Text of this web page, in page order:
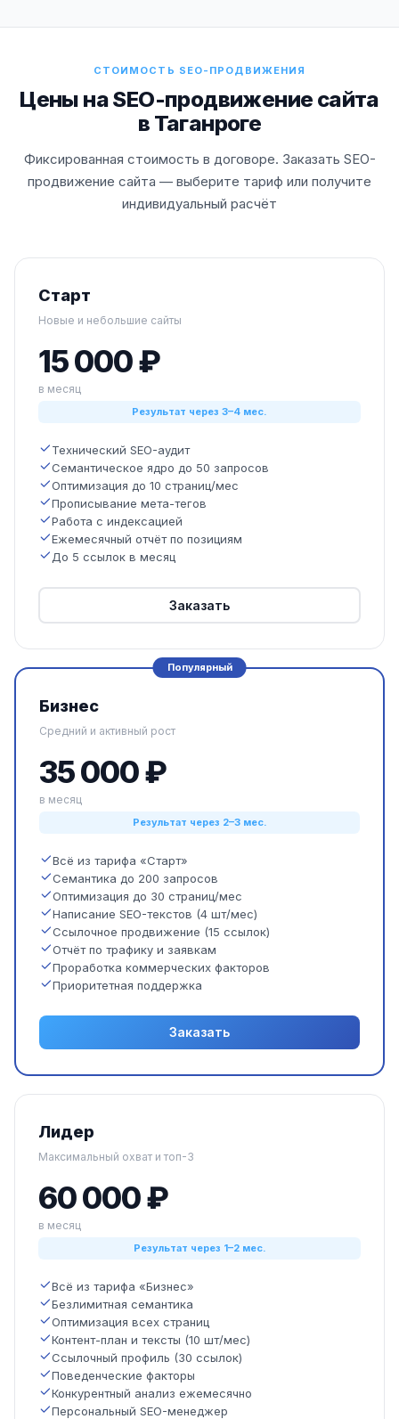
СТОИМОСТЬ SEO-ПРОДВИЖЕНИЯ
Цены на SEO-продвижение сайта
в Таганроге
Фиксированная стоимость в договоре. Заказать SEO-
продвижение сайта — выберите тариф или получите
индивидуальный расчёт
Старт
Новые и небольшие сайты
15 000 ₽
в месяц
Результат через 3–4 мес.
Технический SEO-аудит
Семантическое ядро до 50 запросов
Оптимизация до 10 страниц/мес
Прописывание мета-тегов
Работа с индексацией
Ежемесячный отчёт по позициям
До 5 ссылок в месяц
Заказать
Популярный
Бизнес
Средний и активный рост
35 000 ₽
в месяц
Результат через 2–3 мес.
Всё из тарифа «Старт»
Семантика до 200 запросов
Оптимизация до 30 страниц/мес
Написание SEO-текстов (4 шт/мес)
Ссылочное продвижение (15 ссылок)
Отчёт по трафику и заявкам
Проработка коммерческих факторов
Приоритетная поддержка
Заказать
Лидер
Максимальный охват и топ-3
60 000 ₽
в месяц
Результат через 1–2 мес.
Всё из тарифа «Бизнес»
Безлимитная семантика
Оптимизация всех страниц
Контент-план и тексты (10 шт/мес)
Ссылочный профиль (30 ссылок)
Поведенческие факторы
Конкурентный анализ ежемесячно
Персональный SEO-менеджер